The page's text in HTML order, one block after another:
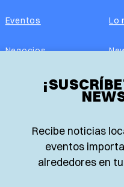
Recibe noticias
eventos
alrededores en
Eventos
Negocios
Real Estate
Guía de Recursos
Lo